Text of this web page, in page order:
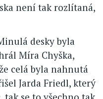
není tak rozlítaná,
desky byla
Míra Chyška,
celá byla nahnutá
Jarda Friedl, který